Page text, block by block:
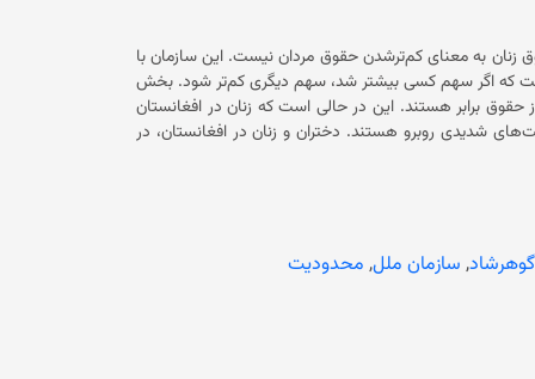
بخش زنان سازمان ملل متحد در تازه‌ترین مورد اعلام کرده است که برابری حقوق زنان به معنای کم‌ترشدن حقوق مردان نیست. این سازمان با
نشر پیامی در حساب کاربری ایکس خود نوشته است که حقوق مانند پیتزا نیست که اگر سهم کسی بیشتر شد، سهم دیگری کم‌تر شود. بخش
زنان ملل متحد در ادامه تاکید کرده است که همه افراد شایسته‌ی برخورداری از حقوق برابر هستند. این در حالی است که زنان در افغانستان
در نزدیک به پنج سال گذشته، در دسترسی به حقوق اساسی خود با محدودیت‌های شدیدی روبرو هستند. دختران و زنان در افغانستان، در
بین‌المللی و حتی دفاتر سازمان ملل در افغانستان منع
, سازمان ملل, محدودیت